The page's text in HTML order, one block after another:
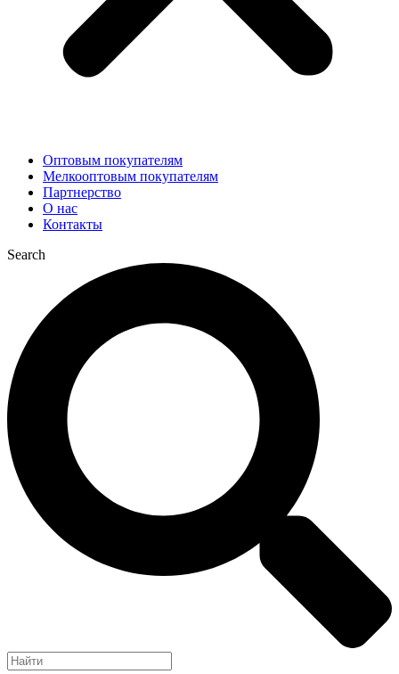
Оптовым покупателям
Мелкооптовым покупателям
Партнерство
О нас
Контакты
Search